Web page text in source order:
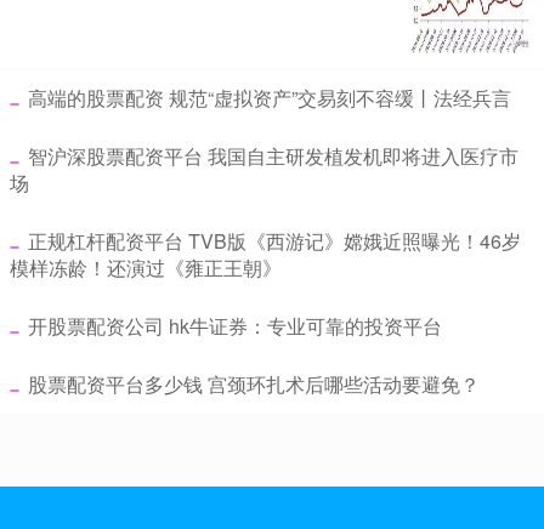
​高端的股票配资 规范“虚拟资产”交易刻不容缓丨法经兵言
​智沪深股票配资平台 我国自主研发植发机即将进入医疗市
场
​正规杠杆配资平台 TVB版《西游记》嫦娥近照曝光！46岁
模样冻龄！还演过《雍正王朝》
​开股票配资公司 hk牛证券：专业可靠的投资平台
​股票配资平台多少钱 宫颈环扎术后哪些活动要避免？